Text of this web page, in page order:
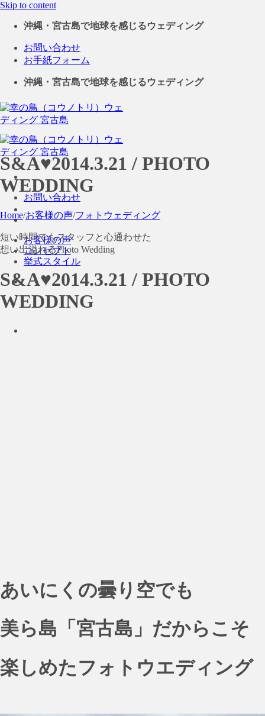
Skip to content
沖縄・宮古島で地球を感じるウェディング
お問い合わせ
お手紙フォーム
沖縄・宮古島で地球を感じるウェディング
お問い合わせ
お客様の声
コンセプト
挙式スタイル
S&A♥2014.3.21 / PHOTO
WEDDING
Home/お客様の声/フォトウェディング
短い時間でもスタッフと心通わせた
想い出溢れるPhoto Wedding
S&A♥2014.3.21 / PHOTO
WEDDING
あいにくの曇り空でも
美ら島「宮古島」だからこそ
楽しめたフォトウエディング